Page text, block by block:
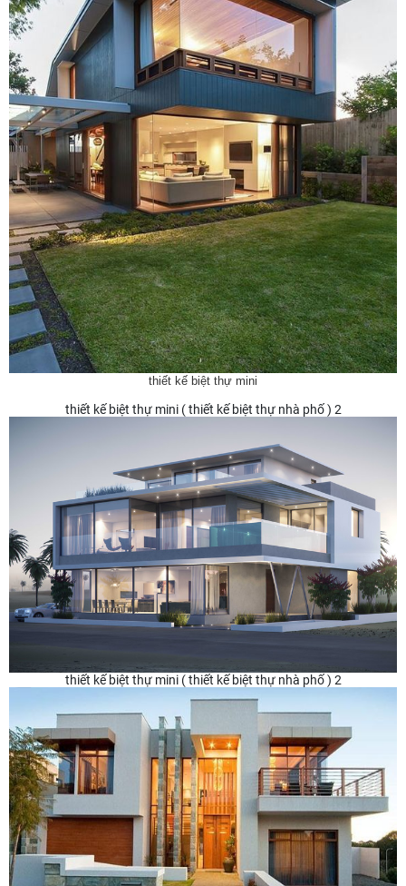
thiết kế biệt thự mini
thiết kế biệt thự mini ( thiết kế biệt thự nhà phố ) 2
thiết kế biệt thự mini ( thiết kế biệt thự nhà phố ) 2